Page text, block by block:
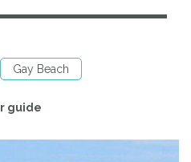
Gay Beach
guide